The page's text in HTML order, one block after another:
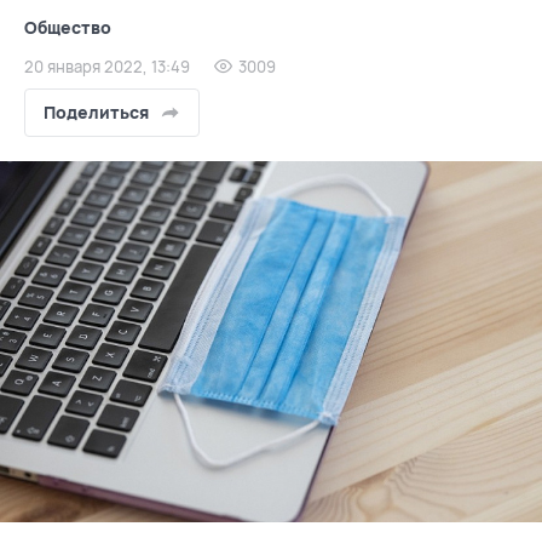
Общество
20 января 2022, 13:49 3009
Поделиться